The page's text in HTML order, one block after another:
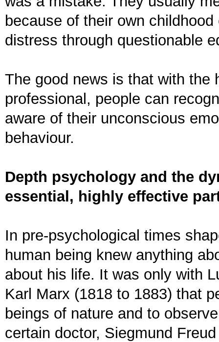
because of their own
distress through questionable
The good news is that with the
professional, people can
aware of their unconscious
behaviour.
Depth psychology and the
essential, highly effective
In pre-psychological times
human being knew anything
about his life. It was only with
Karl Marx (1818 to 1883) that
beings of nature and to
certain doctor, Siegmund